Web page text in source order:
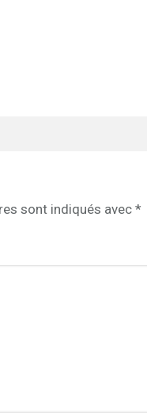
sont indiqués avec *